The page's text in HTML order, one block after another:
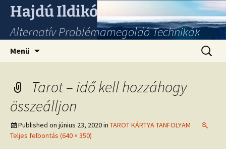
Hajdú Ildikó
Alternatív Problémamegoldó Technikák
Menü
Tarot – idő kell hozzáhogy
összeálljon
Published on június 23, 2020in TAROT KÁRTYA TANFOLYAM
Teljes felbontás (640 × 350)